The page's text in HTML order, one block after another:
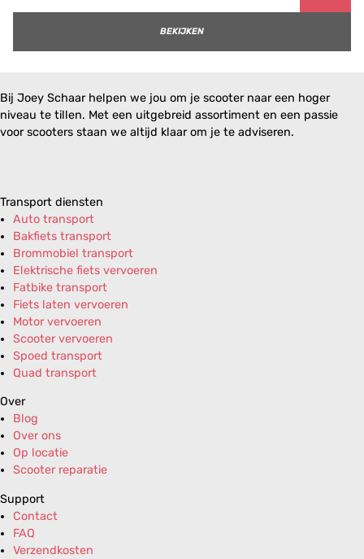
BEKIJKEN
Bij Joey Schaar helpen we jou om je scooter naar een hoger
niveau te tillen. Met een uitgebreid assortiment en een passie
voor scooters staan we altijd klaar om je te adviseren.
Transport diensten
Auto transport
Bakfiets transport
Brommobiel transport
Elektrische fiets vervoeren
Fatbike transport
Fiets laten vervoeren
Motor vervoeren
Scooter vervoeren
Spoed transport
Quad transport
Over
Blog
Over ons
Op locatie
Scooter reparatie
Support
Contact
FAQ
Verzendkosten